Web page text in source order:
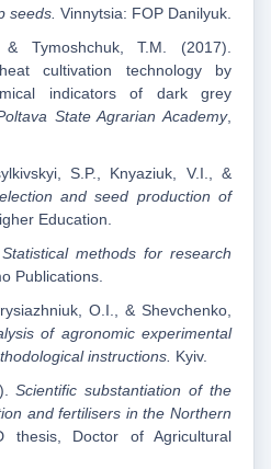
seeds. Vinnytsia: FOP Danilyuk.
Tymoshchuk, T.M. (2017).
cultivation technology by
indicators of dark grey
State Agrarian Academy,
S.P., Knyaziuk, V.I., &
and seed production of
Education.
Statistical methods for research
Publications.
O.I., & Shevchenko,
of agronomic experimental
instructions. Kyiv.
Scientific substantiation of the
and fertilisers in the Northern
thesis, Doctor of Agricultural